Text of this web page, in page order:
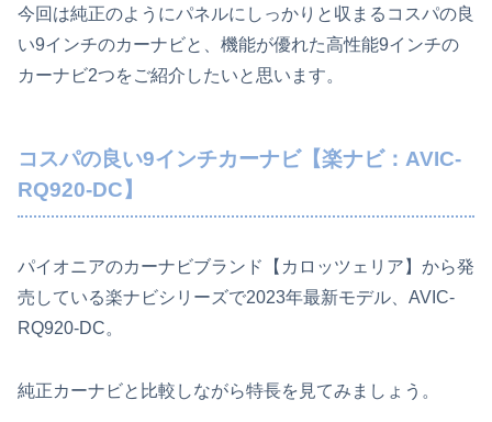
今回は純正のようにパネルにしっかりと収まるコスパの良
い9インチのカーナビと、機能が優れた高性能9インチの
カーナビ2つをご紹介したいと思います。
コスパの良い9インチカーナビ【楽ナビ：AVIC-
RQ920-DC】
パイオニアのカーナビブランド【カロッツェリア】から発
売している楽ナビシリーズで2023年最新モデル、AVIC-
RQ920-DC。
純正カーナビと比較しながら特長を見てみましょう。